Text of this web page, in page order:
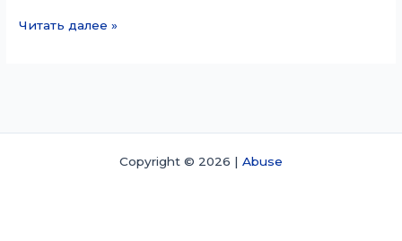
Пиктихромис
Читать далее »
Copyright © 2026 | Abuse